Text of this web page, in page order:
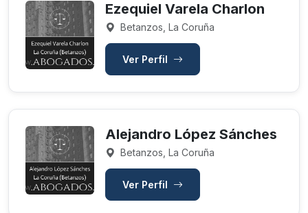
Ezequiel Varela Charlon
Betanzos, La Coruña
Ver Perfil
Alejandro López Sánches
Betanzos, La Coruña
Ver Perfil